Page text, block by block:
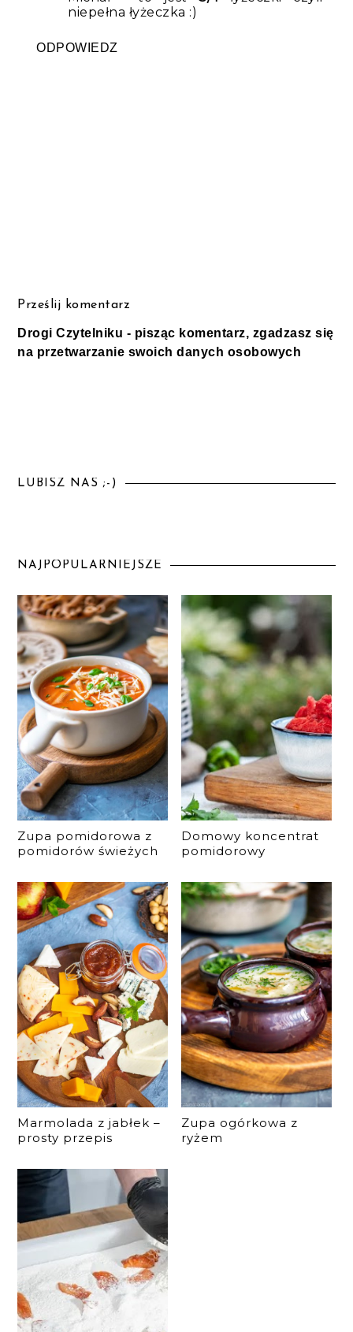
niepełna łyżeczka :)
ODPOWIEDZ
Prześlij komentarz
Drogi Czytelniku - pisząc komentarz, zgadzasz się
na przetwarzanie swoich danych osobowych
LUBISZ NAS ;-)
NAJPOPULARNIEJSZE
Zupa pomidorowa z
pomidorów świeżych
Domowy koncentrat
pomidorowy
Marmolada z jabłek –
prosty przepis
Zupa ogórkowa z
ryżem